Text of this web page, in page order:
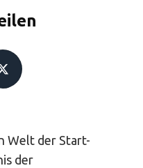
Welt der Start-
der